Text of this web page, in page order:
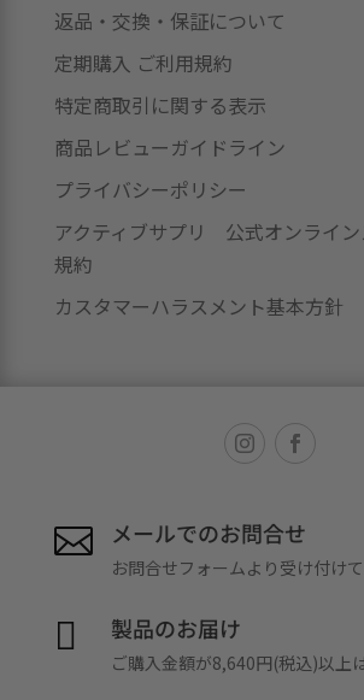
返品・交換・保証について
定期購入 ご利用規約
特定商取引に関する表示
商品レビューガイドライン
プライバシーポリシー
アクティブサプリ 公式オンライ
規約
カスタマーハラスメント基本方針
 メールでのお問合せ
お問合せフォームより受け付けて
 製品のお届け
ご購入金額が8,640円(税込)以上